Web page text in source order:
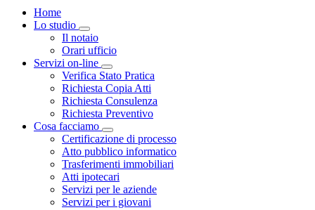
Home
Lo studio
Visualizza menù di secondo livello
Il notaio
Orari ufficio
Servizi on-line
Visualizza menù di secondo livello
Verifica Stato Pratica
Richiesta Copia Atti
Richiesta Consulenza
Richiesta Preventivo
Cosa facciamo
Visualizza menù di secondo livello
Certificazione di processo
Atto pubblico informatico
Trasferimenti immobiliari
Atti ipotecari
Servizi per le aziende
Servizi per i giovani